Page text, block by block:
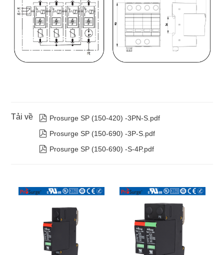
Tải về  Prosurge SP (150-420) -3PN-S.pdf
 Prosurge SP (150-690) -3P-S.pdf
 Prosurge SP (150-690) -S-4P.pdf